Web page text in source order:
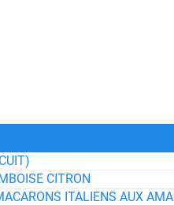
CITRON
ITALIENS AUX